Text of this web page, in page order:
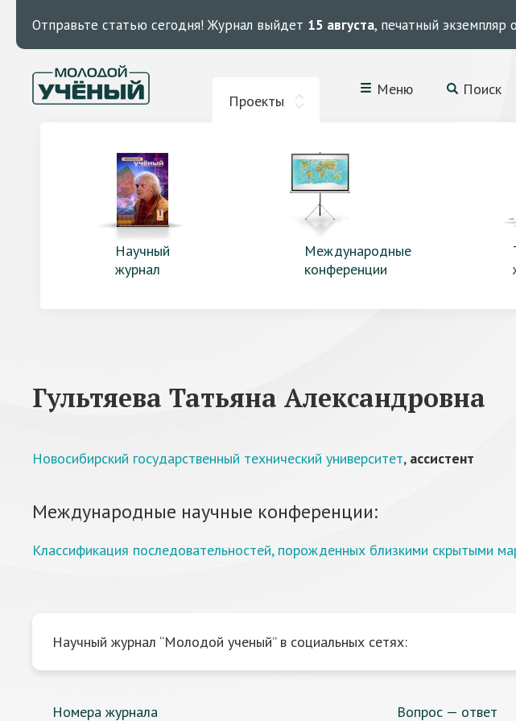
Отправьте статью сегодня! Журнал выйдет 15 августа, печатный экземпляр
Проекты
Меню Поиск
Научный
журнал
Международные
конференции
Гультяева Татьяна Александровна
Новосибирский государственный технический университет, ассистент
Международные научные конференции:
Классификация последовательностей, порожденных близкими скрытыми
Научный журнал “Молодой ученый” в социальных сетях:
Номера журнала Вопрос — ответ